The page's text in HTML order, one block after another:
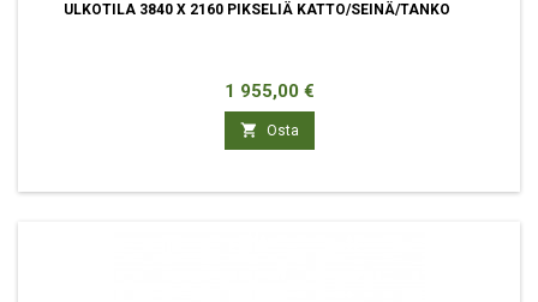
ULKOTILA 3840 X 2160 PIKSELIÄ KATTO/SEINÄ/TANKO
Hinta
1 955,00 €
 Osta